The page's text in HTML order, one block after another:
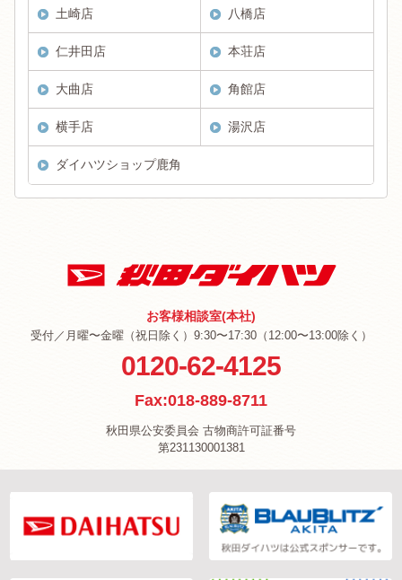
土崎店 八橋店
仁井田店 本荘店
大曲店 角館店
横手店 湯沢店
ダイハツショップ鹿角
お客様相談室(本社)
受付／月曜〜金曜（祝日除く）9:30〜17:30（12:00〜13:00除く）
0120-62-4125
Fax:018-889-8711
秋田県公安委員会 古物商許可証番号
第231130001381